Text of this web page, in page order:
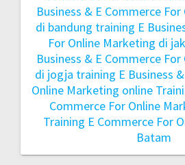
Business & E Commerce
di bandung training E
For Online Marketing di
Business & E Commerce
di jogja training E Business
Online Marketing online
Commerce For Online
Training E Commerce For
Batam